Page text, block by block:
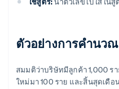
ตัวอย่างการคํานวณ
สมมติว่าบริษัทมีลูกค้า 1,000 ร
ใหม่มา 100 ราย และสิ้นสุดเดือ